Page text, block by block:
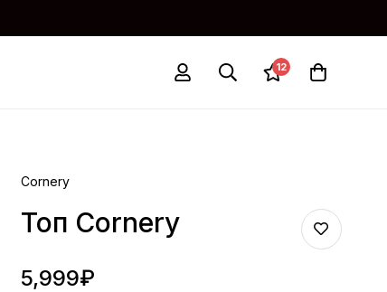
12
Cornery
Топ Cornery
5,999₽